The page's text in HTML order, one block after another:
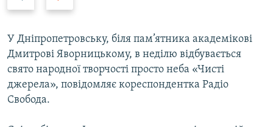
Усі сайти RFE/RL
У Дніпропетровську, біля пам’ятника академікові
Дмитрові Яворницькому, в неділю відбувається
свято народної творчості просто неба «Чисті
джерела», повідомляє кореспондентка Радіо
Свобода.